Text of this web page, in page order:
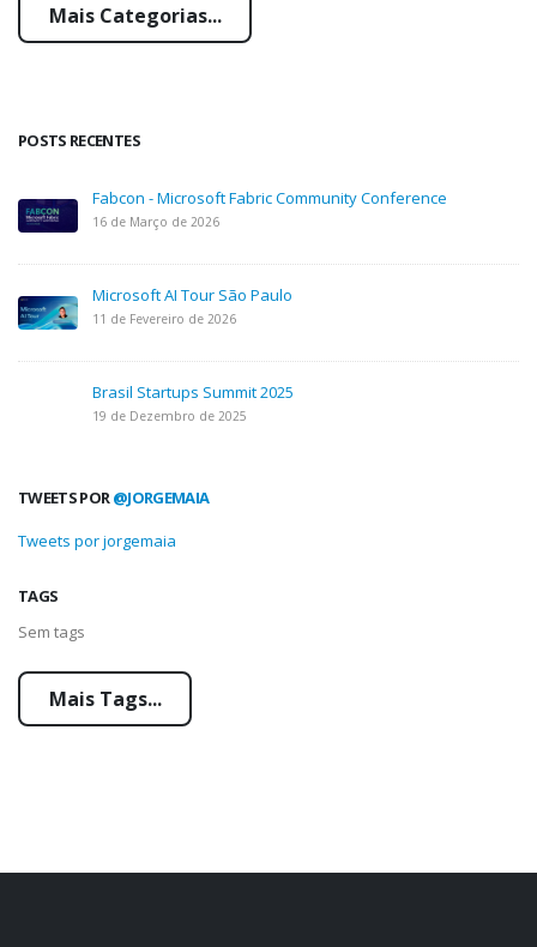
Mais Categorias...
POSTS RECENTES
Fabcon - Microsoft Fabric Community Conference
16 de Março de 2026
Microsoft AI Tour São Paulo
11 de Fevereiro de 2026
Brasil Startups Summit 2025
19 de Dezembro de 2025
TWEETS POR@JORGEMAIA
Tweets por jorgemaia
TAGS
Sem tags
Mais Tags...